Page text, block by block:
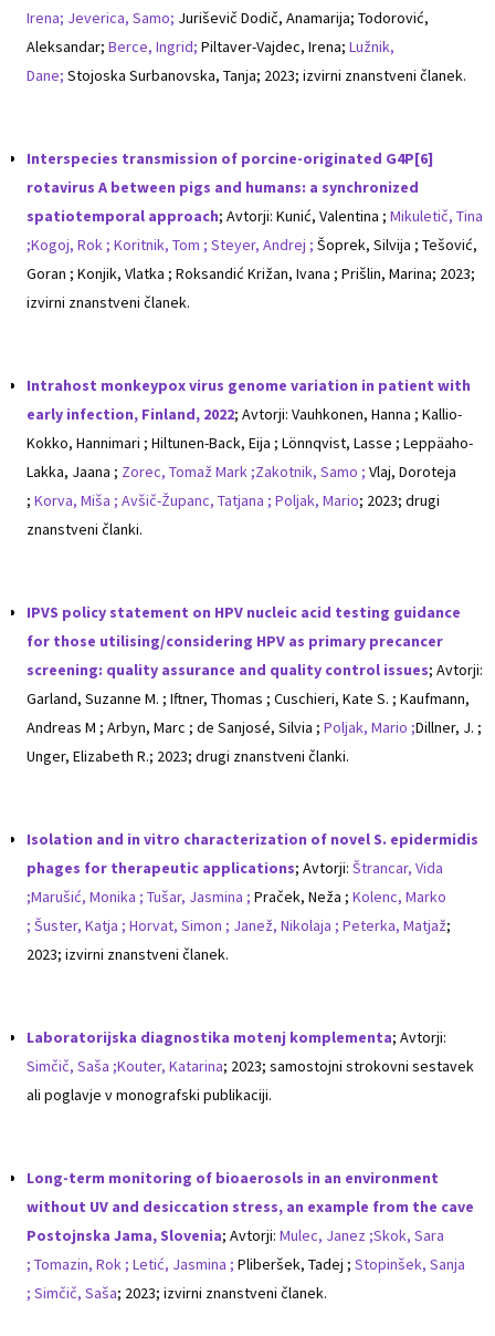
Irena; Jeverica, Samo; Juriševič Dodič, Anamarija; Todorović,
Aleksandar; Berce, Ingrid; Piltaver-Vajdec, Irena; Lužnik,
Dane; Stojoska Surbanovska, Tanja; 2023; izvirni znanstveni članek.
Interspecies transmission of porcine-originated G4P[6]
rotavirus A between pigs and humans: a synchronized
spatiotemporal approach; Avtorji: Kunić, Valentina ; Mikuletič, Tina
;Kogoj, Rok ; Koritnik, Tom ; Steyer, Andrej ; Šoprek, Silvija ; Tešović,
Goran ; Konjik, Vlatka ; Roksandić Križan, Ivana ; Prišlin, Marina; 2023;
izvirni znanstveni članek.
Intrahost monkeypox virus genome variation in patient with
early infection, Finland, 2022; Avtorji: Vauhkonen, Hanna ; Kallio-
Kokko, Hannimari ; Hiltunen-Back, Eija ; Lönnqvist, Lasse ; Leppäaho-
Lakka, Jaana ; Zorec, Tomaž Mark ;Zakotnik, Samo ; Vlaj, Doroteja
; Korva, Miša ; Avšič-Županc, Tatjana ; Poljak, Mario; 2023; drugi
znanstveni članki.
IPVS policy statement on HPV nucleic acid testing guidance
for those utilising/considering HPV as primary precancer
screening: quality assurance and quality control issues; Avtorji:
Garland, Suzanne M. ; Iftner, Thomas ; Cuschieri, Kate S. ; Kaufmann,
Andreas M ; Arbyn, Marc ; de Sanjosé, Silvia ; Poljak, Mario ;Dillner, J. ;
Unger, Elizabeth R.; 2023; drugi znanstveni članki.
Isolation and in vitro characterization of novel S. epidermidis
phages for therapeutic applications; Avtorji: Štrancar, Vida
;Marušić, Monika ; Tušar, Jasmina ; Praček, Neža ; Kolenc, Marko
; Šuster, Katja ; Horvat, Simon ; Janež, Nikolaja ; Peterka, Matjaž;
2023; izvirni znanstveni članek.
Laboratorijska diagnostika motenj komplementa; Avtorji:
Simčič, Saša ;Kouter, Katarina; 2023; samostojni strokovni sestavek
ali poglavje v monografski publikaciji.
Long-term monitoring of bioaerosols in an environment
without UV and desiccation stress, an example from the cave
Postojnska Jama, Slovenia; Avtorji: Mulec, Janez ;Skok, Sara
; Tomazin, Rok ; Letić, Jasmina ; Pliberšek, Tadej ; Stopinšek, Sanja
; Simčič, Saša; 2023; izvirni znanstveni članek.